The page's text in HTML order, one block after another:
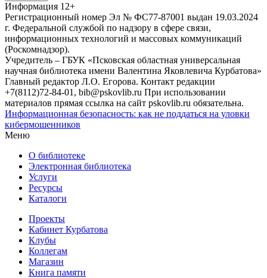
Информация 12+
Регистрационный номер Эл № ФС77-87001 выдан 19.03.2024
г. Федеральной службой по надзору в сфере связи,
информационных технологий и массовых коммуникаций
(Роскомнадзор).
Учредитель – ГБУК «Псковская областная универсальная
научная библиотека имени Валентина Яковлевича Курбатова»
Главный редактор Л.О. Егорова. Контакт редакции
+7(8112)72-84-01, bib@pskovlib.ru При использовании
материалов прямая ссылка на сайт pskovlib.ru обязательна.
Информационная безопасность: как не поддаться на уловки
кибермошенников
Меню
О библиотеке
Электронная библиотека
Услуги
Ресурсы
Каталоги
Проекты
Кабинет Курбатова
Клубы
Коллегам
Магазин
Книга памяти